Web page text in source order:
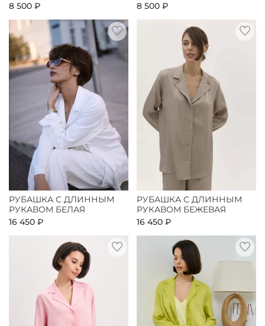
8 500 ₽
8 500 ₽
РУБАШКА С ДЛИННЫМ
РУКАВОМ БЕЛАЯ
16 450 ₽
РУБАШКА С ДЛИННЫМ
РУКАВОМ БЕЖЕВАЯ
16 450 ₽